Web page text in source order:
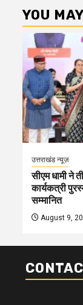
YOU
उत्तराखंड न्यूज़
सीएम धामी ने
कार्यकत्री
सम्मानित
August 9,